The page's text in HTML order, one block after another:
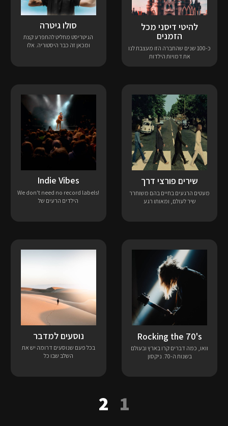
להיטי דיסני מכל
הזמנים
כ-100 שנים שהחברה הזו מעצבת לנו
את דמויות הילדות
סולו גיטרה
הגיטריסט מחליט להתפרע קצת
ומכאן זה כבר היסטוריה. אלו
שירים פורצי דרך
מעטים הרגעים בחיים בהם משוחרר
שיר לעולם, ומאותו רגע
Indie Vibes
!We don't need no record labels
הילדים הרעים של
Rocking the 70's
וואו, כמה דברים קרו בארץ ובעולם
בשנות ה-70. ניקסון
נוסעים למדבר
בכל פעם שנוסעים דרומה יש את
השלב שבו כל
1
2